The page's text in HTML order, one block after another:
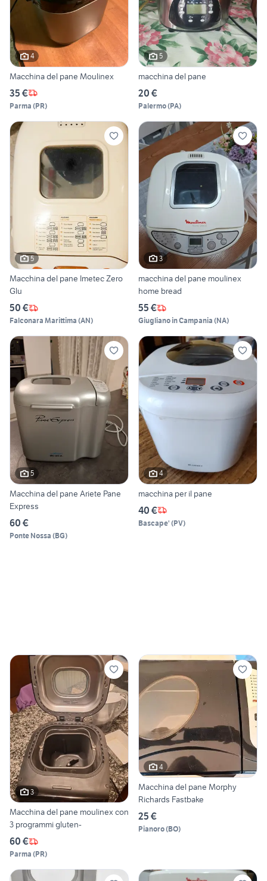
4
Macchina del pane Moulinex
35 €
Parma (PR)
5
macchina del pane
20 €
Palermo(PA)
5
Macchina del pane Imetec Zero
Glu
50 €
Falconara Marittima (AN)
3
macchina del pane moulinex
home bread
55 €
Giugliano in Campania (NA)
5
Macchina del pane Ariete Pane
Express
60 €
Ponte Nossa (BG)
4
macchina per il pane
40 €
Bascape' (PV)
3
Macchina del pane moulinex con
3 programmi gluten-
60 €
Parma (PR)
4
Macchina del pane Morphy
Richards Fastbake
25 €
Pianoro(BO)